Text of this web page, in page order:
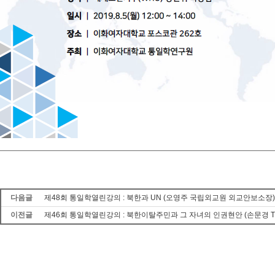
다음글
제48회 통일학열린강의 : 북한과 UN (오영주 국립외교원 외교안보소장)
이전글
제46회 통일학열린강의 : 북한이탈주민과 그 자녀의 인권현안 (손문경